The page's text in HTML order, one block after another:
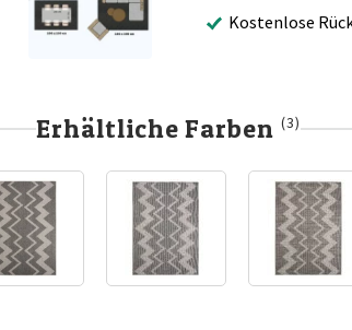
Kostenlose
Erhältliche Farben(3)